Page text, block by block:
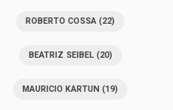
ROBERTO COSSA (22)
BEATRIZ SEIBEL(20)
MAURICIO KARTUN (19)